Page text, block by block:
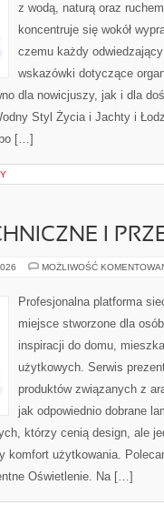
z wodą, naturą oraz
koncentruje się wokół
czemu każdy
wskazówki dotyczące
dla nowicjuszy, jak i dla
Styl Życia i Jachty i
[…]
I
MOŻLIWOŚĆ
Profesjonalna platforma
miejsce stworzone dla
inspiracji do domu,
użytkowych. Serwis
produktów związanych z
jak odpowiednio dobrane
którzy cenią design, ale
komfort użytkowania.
Oświetlenie. Na […]